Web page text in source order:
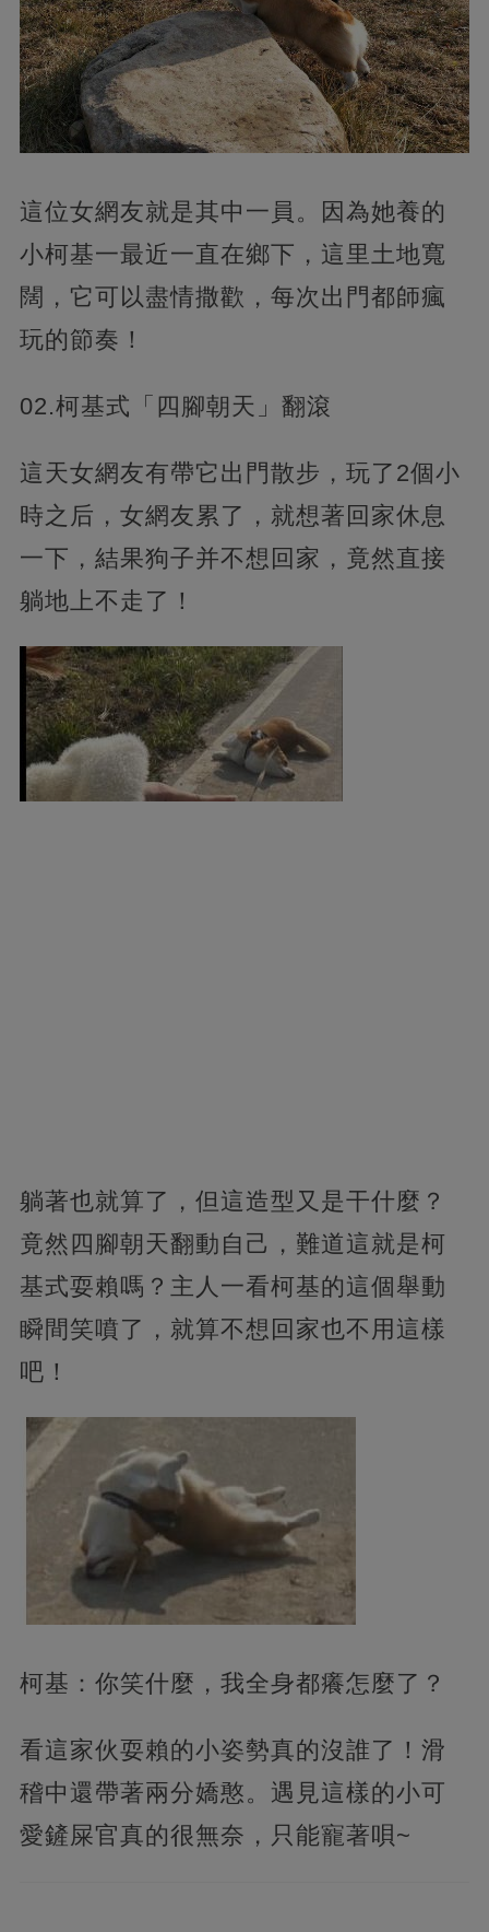
這位女網友就是其中一員。因為她養的
小柯基一最近一直在鄉下，這里土地寬
闊，它可以盡情撒歡，每次出門都師瘋
玩的節奏！
02.柯基式「四腳朝天」翻滾
這天女網友有帶它出門散步，玩了2個小
時之后，女網友累了，就想著回家休息
一下，結果狗子并不想回家，竟然直接
躺地上不走了！
躺著也就算了，但這造型又是干什麼？
竟然四腳朝天翻動自己，難道這就是柯
基式耍賴嗎？主人一看柯基的這個舉動
瞬間笑噴了，就算不想回家也不用這樣
吧！
柯基：你笑什麼，我全身都癢怎麼了？
看這家伙耍賴的小姿勢真的沒誰了！滑
稽中還帶著兩分嬌憨。遇見這樣的小可
愛鏟屎官真的很無奈，只能寵著唄~